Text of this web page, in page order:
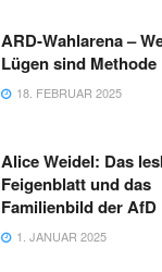
ARD-Wahlarena –
Lügen sind Methode
18. FEBRUAR 2025
Alice Weidel: Das
Feigenblatt und das
Familienbild der AfD
1. JANUAR 2025